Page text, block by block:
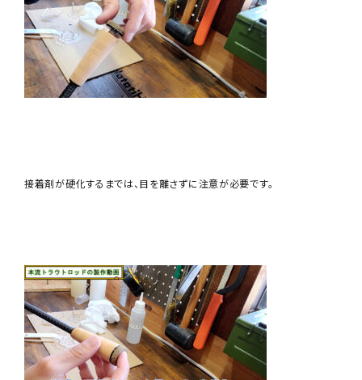
接着剤が硬化するまでは、目を離さずに注意が必要です。